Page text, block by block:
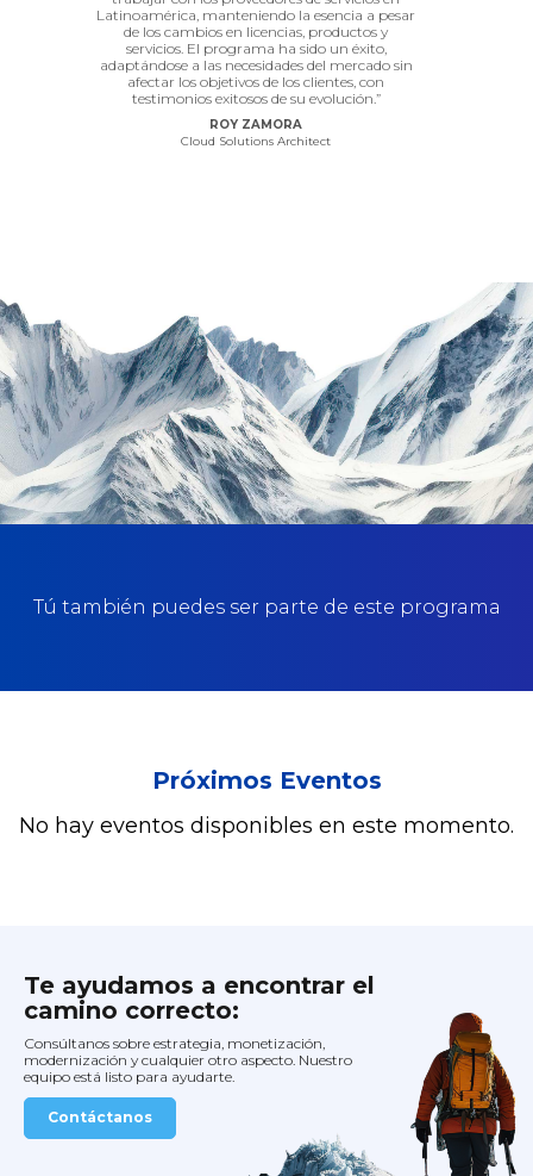
Latinoamérica, manteniendo la esencia a pesar
de los cambios en licencias, productos y
servicios. El programa ha sido un éxito,
adaptándose a las necesidades del mercado sin
afectar los objetivos de los clientes, con
testimonios exitosos de su evolución.”
ROY ZAMORA
Cloud Solutions Architect
Tú también puedes ser parte de este programa
Próximos Eventos
No hay eventos disponibles en este momento.
Te ayudamos a encontrar el
camino correcto:
Consúltanos sobre estrategia, monetización,
modernización y cualquier otro aspecto. Nuestro
equipo está listo para ayudarte.
Contáctanos